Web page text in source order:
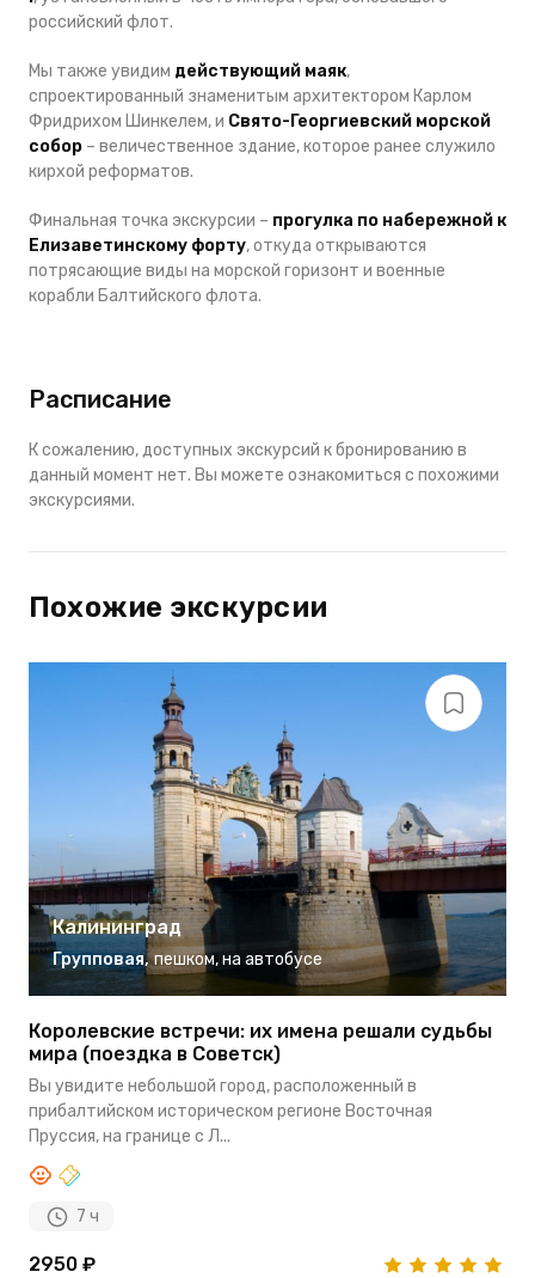
российский флот.
Мы также увидим действующий маяк,
спроектированный знаменитым архитектором Карлом
Фридрихом Шинкелем, и Свято-Георгиевский морской
собор – величественное здание, которое ранее служило
кирхой реформатов.
Финальная точка экскурсии – прогулка по набережной к
Елизаветинскому форту, откуда открываются
потрясающие виды на морской горизонт и военные
корабли Балтийского флота.
Расписание
К сожалению, доступных экскурсий к бронированию в
данный момент нет. Вы можете ознакомиться с похожими
экскурсиями.
Похожие экскурсии
Калининград
Групповая, пешком, на автобусе
Королевские встречи: их имена решали судьбы
мира (поездка в Советск)
Вы увидите небольшой город, расположенный в
прибалтийском историческом регионе Восточная
Пруссия, на границе с Л...
7 ч
2950 ₽